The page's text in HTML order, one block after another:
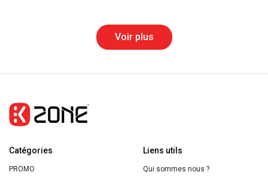
anti-
en
aérosol
de
coco
de
Bain
la
Peau
Normale
Voir plus
Catégories
PROMO
Liens utils
Qui sommes nous ?